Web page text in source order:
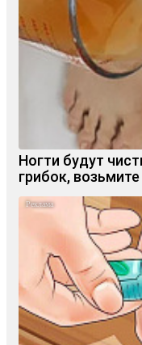
Ногти будут
грибок,